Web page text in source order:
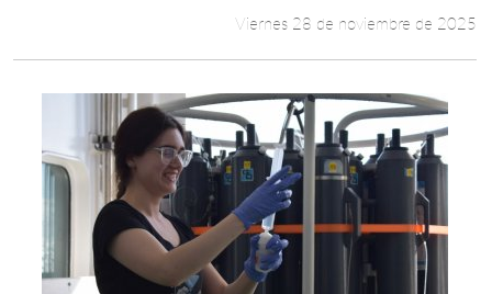
Viernes 28 de noviembre de 2025